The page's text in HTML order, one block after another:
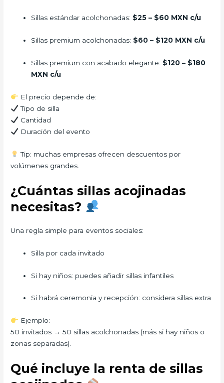
Sillas estándar acolchonadas: $25 – $60 MXN c/u
Sillas premium acolchonadas: $60 – $120 MXN c/u
Sillas premium con acabado elegante: $120 – $180
MXN c/u
El precio depende de:
Tipo de silla
Cantidad
Duración del evento
Tip: muchas empresas ofrecen descuentos por
volúmenes grandes.
¿Cuántas sillas acojinadas
necesitas?
Una regla simple para eventos sociales:
Silla por cada invitado
Si hay niños: puedes añadir sillas infantiles
Si habrá ceremonia y recepción: considera sillas extra
Ejemplo:
50 invitados → 50 sillas acolchonadas (más si hay niños o
zonas separadas).
Qué incluye la renta de sillas